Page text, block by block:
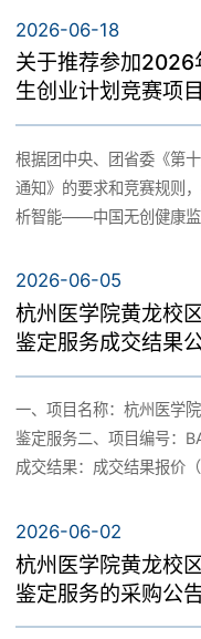
学术期刊
留学生招生
继续教育招
就业指导服
信息公告
信息公开
公示公告
合作交流
国内合作
国际交流
书记坚决扛牢巡视整改第
整改工作，牵头成立整改
作列为党委会固定议题，
改任务，抓好职责范围内
作专班，下设选人用人、
建责任清晰、分工明确、
报、定期研判”机制，常态
改工作进度要求，倒排工
办、验收销号、问责追责
纪处分2人；政务处分3人
人；建立完善制度74项；
万余元。一、关于“学习贯
习近平总书记重要指示精
科院调研的原始档案资料
指示精神融入校内展陈，
研室开展集体备课，学好
功”主题活动，重温时任浙
程项目开通述标报名渠道
条件的单位参与。 一、项
外附属及景观绿化工程项
价15406.5716万元；建
设地点：杭州市临安区颐
侧。2.室外附属及景观绿
化、景观及小品、校园人
管网、管沟、污废水处理
光照明、电气、围墙及大
标文件、图纸及工程量清
企业市政公用工程—级资
共服务系统”上资质动态
的市政公用工程施工业绩
要求仅为述标基本要求，
以公开发布的招标公告为
交述标资料：符合上述基
2026-06-18
关于推荐参加2026
生创业计划竞赛项
根据团中央、团省委《第
通知》的要求和竞赛规则
析智能——中国无创健康监
2026年6月18日起至2026
创新创业学院、校团委反
18767135563。 创新创
2026-06-05
杭州医学院黄龙校
鉴定服务成交结果
一、项目名称：杭州医学
鉴定服务二、项目编号：
成交结果：成交结果报价
式：采购人：杭州医学院
人：余老师项目
2026年6
2026-06-02
杭州医学院黄龙校
鉴定服务的采购公